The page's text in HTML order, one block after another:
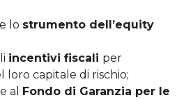
lo strumento dell’equity
incentivi fiscali per
loro capitale di rischio;
al Fondo di Garanzia per le